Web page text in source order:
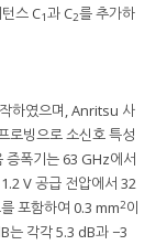
스 C1과 C2를 추가하
하였으며, Anritsu 사
로빙으로 소신호 특성
증폭기는 63 GHz에서
V 공급 전압에서 32
포함하여 0.3 mm2이
는 각각 5.3 dB과 −3